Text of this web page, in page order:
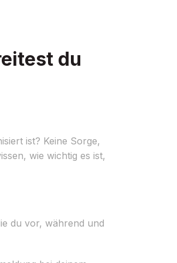
du
ist? Keine Sorge,
wie wichtig es ist,
du vor, während und